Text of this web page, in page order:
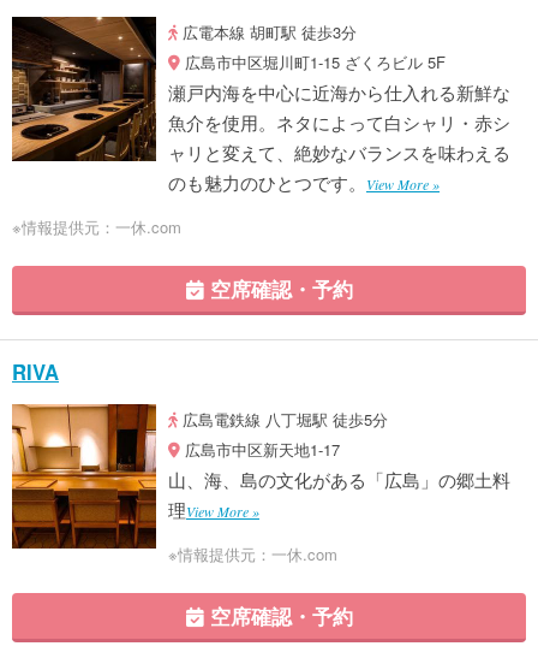
広電本線 胡町駅 徒歩3分
広島市中区堀川町1-15 ざくろビル 5F
瀬戸内海を中心に近海から仕入れる新鮮な
魚介を使用。ネタによって白シャリ・赤シ
ャリと変えて、絶妙なバランスを味わえる
のも魅力のひとつです。
View More »
※情報提供元：一休.com
空席確認・予約
RIVA
広島電鉄線 八丁堀駅 徒歩5分
広島市中区新天地1-17
山、海、島の文化がある「広島」の郷土料
理View More »
※情報提供元：一休.com
空席確認・予約